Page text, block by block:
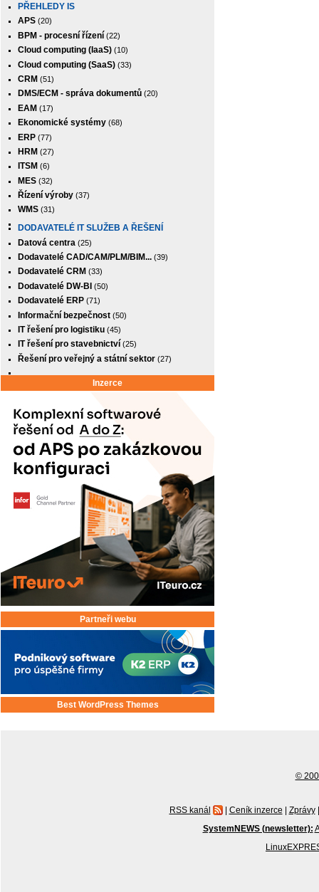
PŘEHLEDY IS
APS (20)
BPM - procesní řízení (22)
Cloud computing (IaaS) (10)
Cloud computing (SaaS) (33)
CRM (51)
DMS/ECM - správa dokumentů (20)
EAM (17)
Ekonomické systémy (68)
ERP (77)
HRM (27)
ITSM (6)
MES (32)
Řízení výroby (37)
WMS (31)
DODAVATELÉ IT SLUŽEB A ŘEŠENÍ
Datová centra (25)
Dodavatelé CAD/CAM/PLM/BIM... (39)
Dodavatelé CRM (33)
Dodavatelé DW-BI (50)
Dodavatelé ERP (71)
Informační bezpečnost (50)
IT řešení pro logistiku (45)
IT řešení pro stavebnictví (25)
Řešení pro veřejný a státní sektor (27)
Inzerce
Partneři webu
Best WordPress Themes
©
RSS kanál | Ceník inzerce | Zprávy |
SystemNEWS (newsletter):